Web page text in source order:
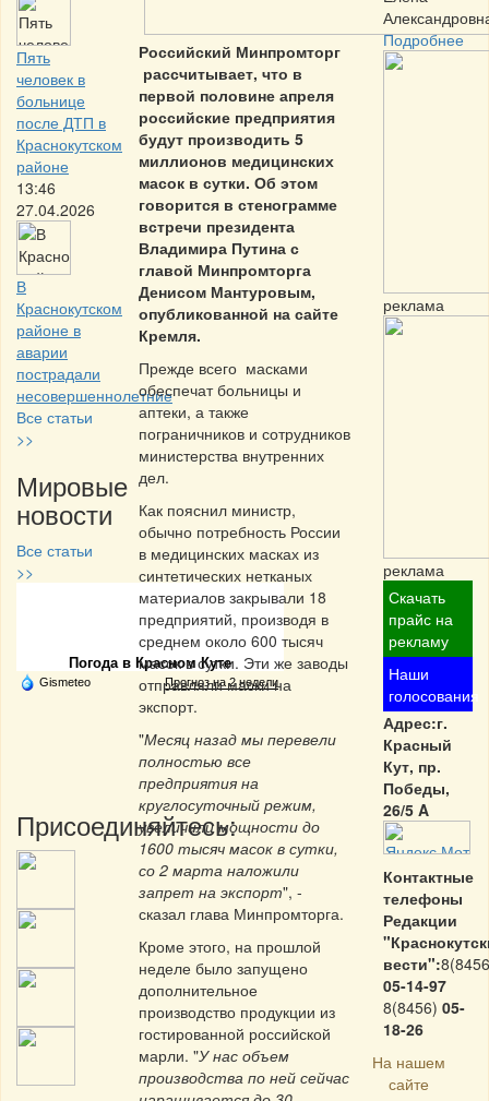
Пять
человек в
больнице
после ДТП в
Краснокутском
районе
13:46
27.04.2026
В
Краснокутском
районе в
аварии
пострадали
несовершеннолетние
Все статьи
>>
Мировые
новости
Все статьи
>>
Частная реклама
Погода в Красном Куте
Gismeteo Прогноз на 2 недели
Присоединяйтесь:
Российский Минпромторг
рассчитывает, что в
первой половине апреля
российские предприятия
будут производить 5
миллионов медицинских
масок в сутки. Об этом
говорится в стенограмме
встречи президента
Владимира Путина с
главой Минпромторга
Денисом Мантуровым,
опубликованной на сайте
Кремля.
Прежде всего масками
обеспечат больницы и
аптеки, а также
пограничников и сотрудников
министерства внутренних
дел.
Как пояснил министр,
обычно потребность России
в медицинских масках из
синтетических нетканых
материалов закрывали 18
предприятий, производя в
среднем около 600 тысяч
масок в сутки. Эти же заводы
отправляли маски на
экспорт.
"Месяц назад мы перевели
полностью все
предприятия на
круглосуточный режим,
увеличили мощности до
1600 тысяч масок в сутки,
со 2 марта наложили
запрет на экспорт", -
сказал глава Минпромторга.
Кроме этого, на прошлой
неделе было запущено
дополнительное
производство продукции из
гостированной российской
марли. "У нас объем
производства по ней сейчас
Подробнее
реклама
реклама
Скачать
прайс на
рекламу
Наши
голосования
Адрес:г.
Красный
Кут, пр.
Победы,
26/5 A
Контактные
телефоны
Редакции
вести":
05-14-97
8(8456) 05-
18-26
На нашем
сайте